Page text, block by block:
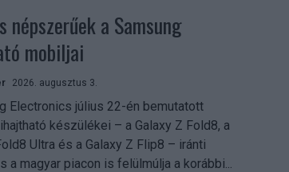
népszerűek a Samsung
mobiljai
2026. augusztus 3.
Electronics július 22-én bemutatott
készülékei – a Galaxy Z Fold8, a
Ultra és a Galaxy Z Flip8 – iránti
a magyar piacon is felülmúlja a korábbi...